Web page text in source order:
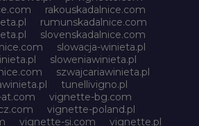
rakouskadalnice.com
rumunskadalnice.com
slovenskadalnice.com
slowacja-winieta.pl
sloweniawinieta.pl
szwajcariawinieta.pl
tunellivigno.pl
vignette-bg.com
vignette-poland.pl
vignette-si.com
vignette.pl